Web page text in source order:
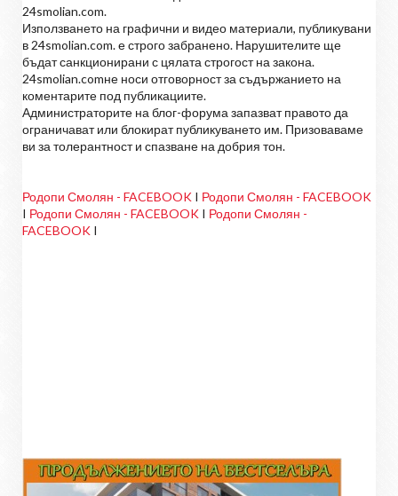
24smolian.com.
Използването на графични и видео материали, публикувани
в 24smolian.com. е строго забранено. Нарушителите ще
бъдат санкционирани с цялата строгост на закона.
24smolian.comне носи отговорност за съдържанието на
коментарите под публикациите.
Администраторите на блог-форума запазват правото да
ограничават или блокират публикуването им. Призоваваме
ви за толерантност и спазване на добрия тон.
Родопи Смолян - FACEBOOK I Родопи Смолян - FACEBOOK
I Родопи Смолян - FACEBOOK I Родопи Смолян -
FACEBOOK I